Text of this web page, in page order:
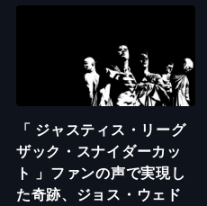
「 ジャスティス・リーグ
ザック・スナイダーカッ
ト 」ファンの声で実現し
た奇跡、ジョス・ウェド